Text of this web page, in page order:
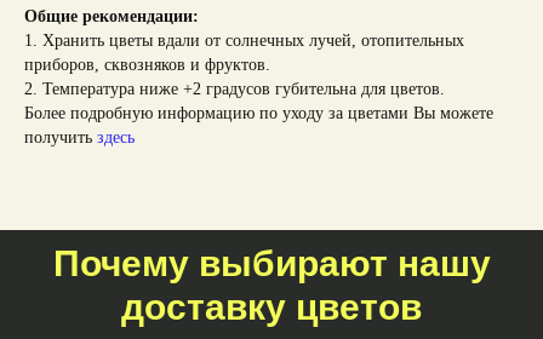
Общие рекомендации:
1. Хранить цветы вдали от солнечных лучей, отопительных
приборов, сквозняков и фруктов.
2. Температура ниже +2 градусов губительна для цветов.
Более подробную информацию по уходу за цветами Вы можете
получить здесь
Почему выбирают нашу
доставку цветов